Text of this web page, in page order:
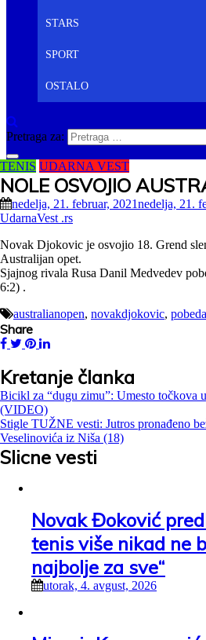
STARS
SPORT
OSTALO
Pretraga za:
TENIS UDARNA VEST
NOLE OSVOJIO
nedelja, 21. februar, 2021nedelja, 21.
UdarnaVest .rs
Novak Djokovic je osvojio 18. Grend
Australijan opet.
Sjajnog rivala Rusa Danil Medvedev
6:2) .
australianopen, novakdjokovic, pobeda
Share
Kretanje članka
Bicikl za “dugu zimu”: Umesto točkova
(VIDEO)
Stigle TUŽNE vesti: Jutros pronađeno
Veselinovića iz Niša (18)
Slicne vesti
Novak Đoković
tenis više nikad ne
najbolje za sve“
utorak, 4. avgust, 2026